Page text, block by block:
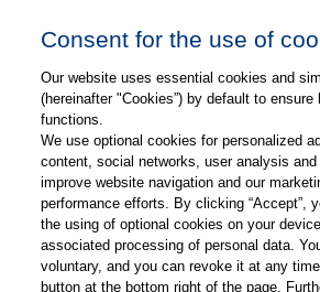
Karriere
Kontakt
Web-Semniare
Anwenderberichte
Partner
Consent for the use of
Our website uses essential cookies and
(hereinafter "Cookies”) by default to ensure
functions.
We use optional cookies for personalized
content, social networks, user analysis
improve website navigation and our
performance efforts. By clicking “Accept”,
the using of optional cookies on your
associated processing of personal data.
voluntary, and you can revoke it at any
button at the bottom right of the page.